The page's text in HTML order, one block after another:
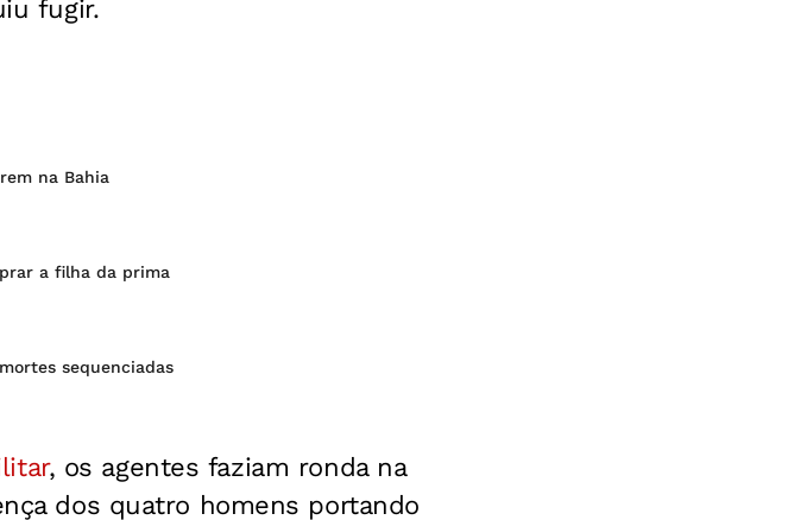
fugir.
na Bahia
a filha da prima
sequenciadas
, os agentes faziam ronda na
dos quatro homens portando